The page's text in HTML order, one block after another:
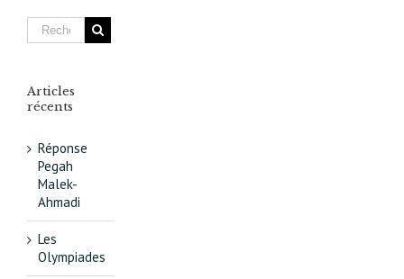
Articles
récents
Réponse
Pegah
Malek-
Ahmadi
Les
Olympiades